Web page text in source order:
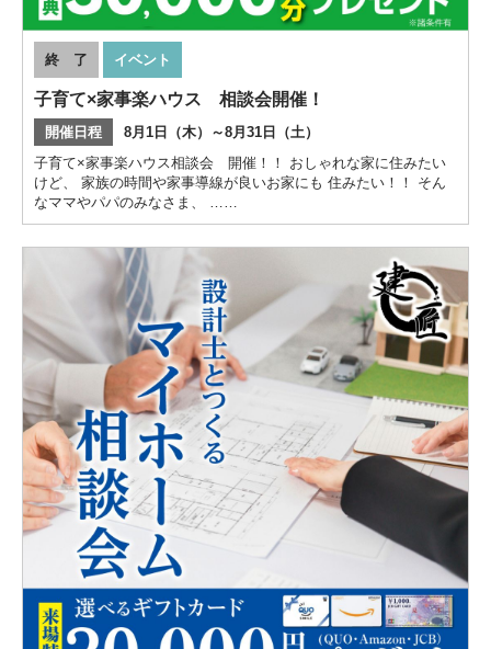
終 了 イベント
子育て×家事楽ハウス 相談会開催！
開催日程
8月1日（木）～8月31日（土）
子育て×家事楽ハウス相談会 開催！！ おしゃれな家に住みたい
けど、 家族の時間や家事導線が良いお家にも 住みたい！！ そん
なママやパパのみなさま、 ……